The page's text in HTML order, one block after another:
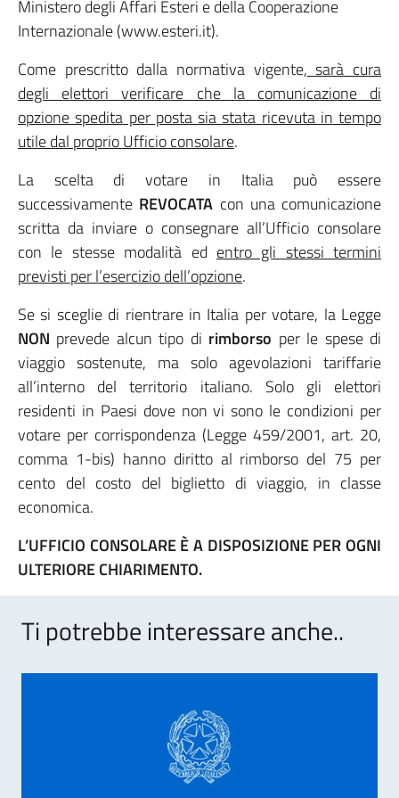
Ministero degli Affari Esteri e della Cooperazione
Internazionale (www.esteri.it).
Come prescritto dalla normativa vigente, sarà cura
degli elettori verificare che la comunicazione di
opzione spedita per posta sia stata ricevuta in tempo
utile dal proprio Ufficio consolare.
La scelta di votare in Italia può essere
successivamente REVOCATA con una comunicazione
scritta da inviare o consegnare all’Ufficio consolare
con le stesse modalità ed entro gli stessi termini
previsti per l’esercizio dell’opzione.
Se si sceglie di rientrare in Italia per votare, la Legge
NON prevede alcun tipo di rimborso per le spese di
viaggio sostenute, ma solo agevolazioni tariffarie
all’interno del territorio italiano. Solo gli elettori
residenti in Paesi dove non vi sono le condizioni per
votare per corrispondenza (Legge 459/2001, art. 20,
comma 1-bis) hanno diritto al rimborso del 75 per
cento del costo del biglietto di viaggio, in classe
economica.
L’UFFICIO CONSOLARE È A DISPOSIZIONE PER OGNI
ULTERIORE CHIARIMENTO.
Ti potrebbe interessare anche..